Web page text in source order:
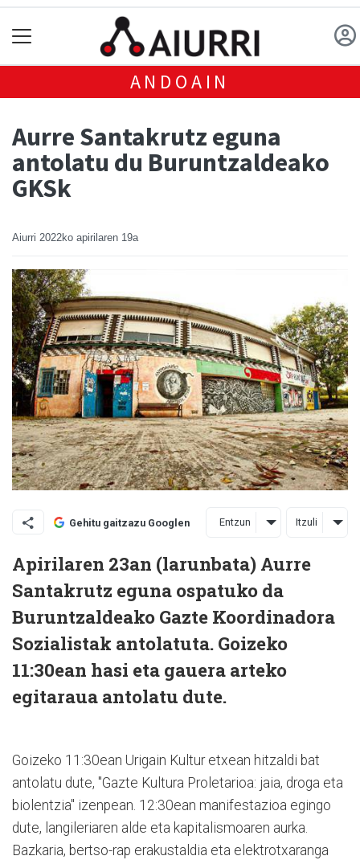
ANDOAIN
Aurre Santakrutz eguna
antolatu du Buruntzaldeako
GKSk
Aiurri 2022ko apirilaren 19a
Gehitu gaitzazu Googlen Entzun Itzuli
Apirilaren 23an (larunbata) Aurre
Santakrutz eguna ospatuko da
Buruntzaldeako Gazte Koordinadora
Sozialistak antolatuta. Goizeko
11:30ean hasi eta gauera arteko
egitaraua antolatu dute.
Goizeko 11:30ean Urigain Kultur etxean hitzaldi bat
antolatu dute, "Gazte Kultura Proletarioa: jaia, droga eta
biolentzia" izenpean. 12:30ean manifestazioa egingo
dute, langileriaren alde eta kapitalismoaren aurka.
Bazkaria, bertso-rap erakustaldia eta elektrotxaranga